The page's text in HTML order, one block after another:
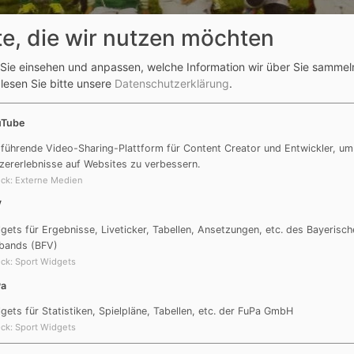
den Kindern zählt für uns nicht ergebnisorientiertes
Sieg" oder der "Erfolg um jeden Preis". Viel wichtiger
sowie die Fortschritte jedes einzelnen Kindes
2018/19
die wir nutzen möchten
einsehen und anpassen, welche Information wir über Sie
Sie bitte unsere Datenschutzerklärung.
führende Video-Sharing-Plattform für Content Creator und Entwickler, um
auf Websites zu verbessern.
: Externe Medien
für Ergebnisse, Liveticker, Tabellen, Ansetzungen, etc. des
(BFV)
: Sport Widgets
für Statistiken, Spielpläne, Tabellen, etc. der FuPa GmbH
: Sport Widgets